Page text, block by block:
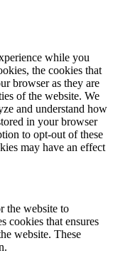
while you
the cookies that
browser as they are
of the website. We
and understand how
in your browser
to opt-out of these
may have an effect
the website to
cookies that ensures
website. These